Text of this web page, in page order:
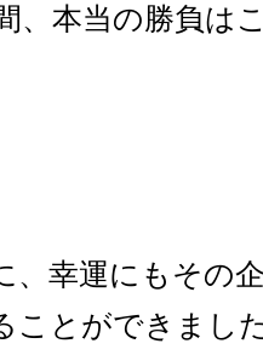
、本当の勝負は
、幸運にもその
ことができまし